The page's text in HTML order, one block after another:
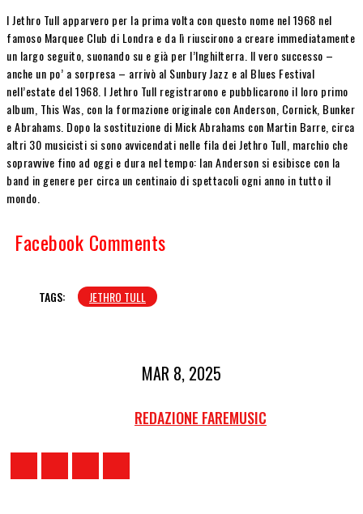
I Jethro Tull apparvero per la prima volta con questo nome nel 1968 nel
famoso Marquee Club di Londra e da lì riuscirono a creare immediatamente
un largo seguito, suonando su e già per l’Inghilterra. Il vero successo –
anche un po’ a sorpresa – arrivò al Sunbury Jazz e al Blues Festival
nell’estate del 1968. I Jethro Tull registrarono e pubblicarono il loro primo
album, This Was, con la formazione originale con Anderson, Cornick, Bunker
e Abrahams. Dopo la sostituzione di Mick Abrahams con Martin Barre, circa
altri 30 musicisti si sono avvicendati nelle fila dei Jethro Tull, marchio che
sopravvive fino ad oggi e dura nel tempo: Ian Anderson si esibisce con la
band in genere per circa un centinaio di spettacoli ogni anno in tutto il
mondo.
Facebook Comments
TAGS: JETHRO TULL
MAR 8, 2025
REDAZIONE FAREMUSIC